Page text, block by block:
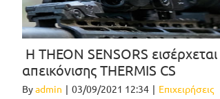
Η THEON SENSORS
απεικόνισης THERMIS CS
Byadmin | 03/09/2021 12:34 | Επιχειρήσεις